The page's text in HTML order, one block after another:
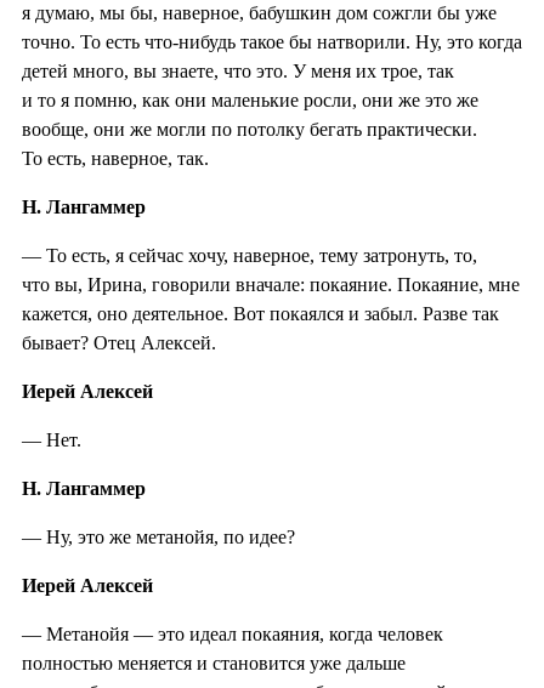
я думаю, мы бы, наверное, бабушкин дом сожгли бы уже
точно. То есть что-нибудь такое бы натворили. Ну, это когда
детей много, вы знаете, что это. У меня их трое, так
и то я помню, как они маленькие росли, они же это же
вообще, они же могли по потолку бегать практически.
То есть, наверное, так.
Н. Лангаммер
— То есть, я сейчас хочу, наверное, тему затронуть, то,
что вы, Ирина, говорили вначале: покаяние. Покаяние, мне
кажется, оно деятельное. Вот покаялся и забыл. Разве так
бывает? Отец Алексей.
Иерей Алексей
— Нет.
Н. Лангаммер
— Ну, это же метанойя, по идее?
Иерей Алексей
— Метанойя — это идеал покаяния, когда человек
полностью меняется и становится уже дальше